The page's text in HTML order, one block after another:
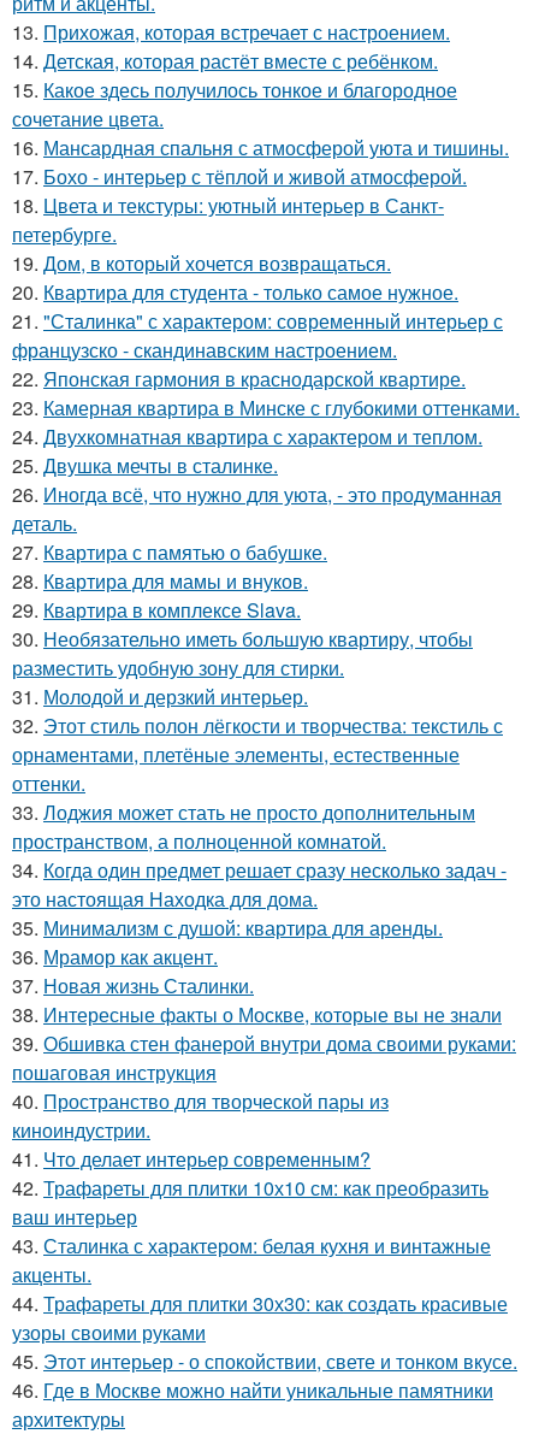
13. Прихожая, которая встречает с настроением.
14. Детская, которая растёт вместе с ребёнком.
15. Какое здесь получилось тонкое и благородное
сочетание цвета.
16. Мансардная спальня с атмосферой уюта и тишины.
17. Бохо - интерьер с тёплой и живой атмосферой.
18. Цвета и текстуры: уютный интерьер в Санкт-
петербурге.
19. Дом, в который хочется возвращаться.
20. Квартира для студента - только самое нужное.
21. "Сталинка" с характером: современный интерьер с
французско - скандинавским настроением.
22. Японская гармония в краснодарской квартире.
23. Камерная квартира в Минске с глубокими оттенками.
24. Двухкомнатная квартира с характером и теплом.
25. Двушка мечты в сталинке.
26. Иногда всё, что нужно для уюта, - это продуманная
деталь.
27. Квартира с памятью о бабушке.
28. Квартира для мамы и внуков.
29. Квартира в комплексе Slava.
30. Необязательно иметь большую квартиру, чтобы
разместить удобную зону для стирки.
31. Молодой и дерзкий интерьер.
32. Этот стиль полон лёгкости и творчества: текстиль с
орнаментами, плетёные элементы, естественные
оттенки.
33. Лоджия может стать не просто дополнительным
пространством, а полноценной комнатой.
34. Когда один предмет решает сразу несколько задач -
это настоящая Находка для дома.
35. Минимализм с душой: квартира для аренды.
36. Мрамор как акцент.
37. Новая жизнь Сталинки.
38. Интересные факты о Москве, которые вы не знали
39. Обшивка стен фанерой внутри дома своими руками:
пошаговая инструкция
40. Пространство для творческой пары из
киноиндустрии.
41. Что делает интерьер современным?
42. Трафареты для плитки 10х10 см: как преобразить
ваш интерьер
43. Сталинка с характером: белая кухня и винтажные
акценты.
44. Трафареты для плитки 30х30: как создать красивые
узоры своими руками
45. Этот интерьер - о спокойствии, свете и тонком вкусе.
46. Где в Москве можно найти уникальные памятники
архитектуры